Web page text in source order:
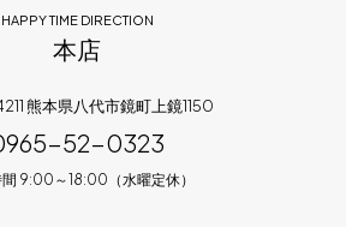
HAPPY TIME DIRECTION
本店
熊本県八代市鏡町上鏡1150
52-0323
9:00～18:00（水曜定休）